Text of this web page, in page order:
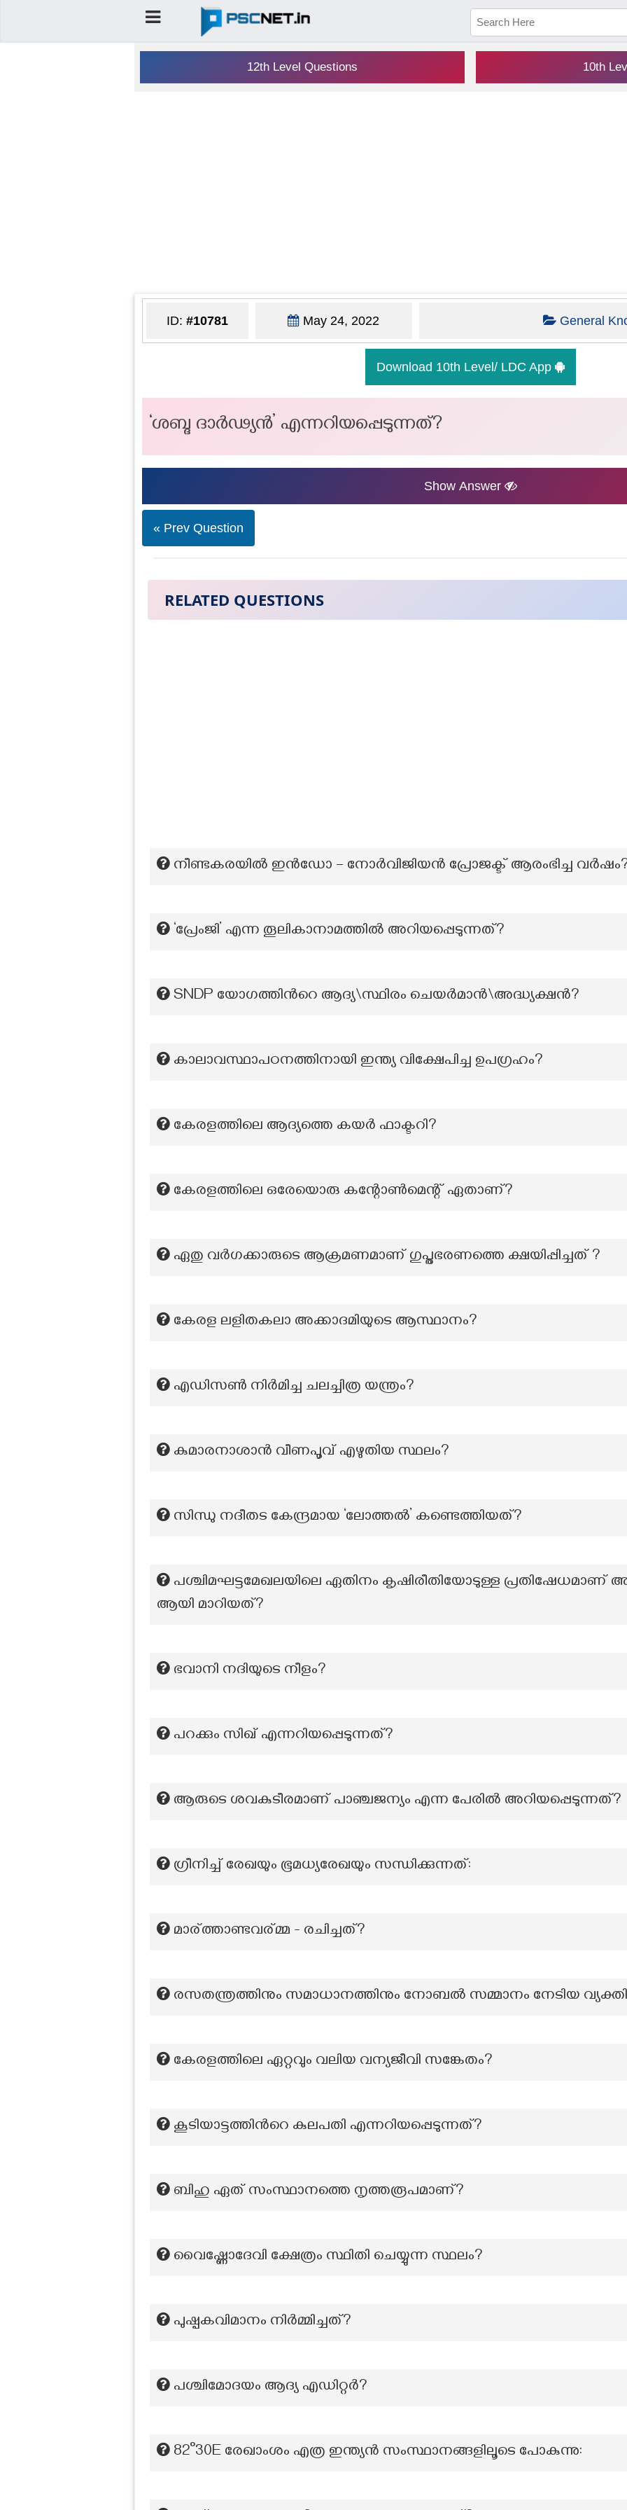
12th Level Questions 10th
ID: #10781 May 24, 2022 General
Download 10th Level/ LDC App
‘ശബ്ദ ദാര്‍ഢ്യൻ’ എന്നറിയപ്പെടുന്നത്?
Show Answer
« Prev Question
RELATED QUESTIONS
നീ​ണ്ടകരയില്‍ ഇന്‍ഡോ – നോര്‍വിജിയന്‍ പ്രോജക്ട് ആരംഭിച്ച
‘പ്രേംജി’ എന്ന തൂലികാനാമത്തില്‍ അറിയപ്പെടുന്നത്?
SNDP യോഗത്തിൻറെ ആദ്യ\സ്ഥിരം ചെയർമാൻ\അദ്ധ്യക്ഷൻ?
കാലാവസ്ഥാപഠനത്തിനായി ഇന്ത്യ വിക്ഷേപിച്ച ഉപഗ്രഹം?
കേരളത്തിലെ ആദ്യത്തെ കയര്‍ ഫാക്ടറി?
കേരളത്തിലെ ഒരേയൊരു കന്റോൺമെന്റ് ഏതാണ്?
ഏതു വർഗക്കാരുടെ ആക്രമണമാണ് ഗുപ്തഭരണത്തെ ക്ഷയിപ്പിച്ചത് ?
കേരള ലളിതകലാ അക്കാദമിയുടെ ആസ്ഥാനം?
എഡിസൺ നിർമിച്ച ചലച്ചിത്ര യന്ത്രം?
കുമാരനാശാൻ വീണപൂവ് എഴുതിയ സ്ഥലം?
സിന്ധു നദീതട കേന്ദ്രമായ ‘ലോത്തല്‍’ കണ്ടെത്തിയത്?
പശ്ചിമഘട്ടമേഖലയിലെ ഏതിനം കൃഷിരീതിയോടുള്ള പ്രതിഷേധമാണ്
ആയി മാറിയത്?
ഭവാനി നദിയുടെ ന‌ീളം?
പറക്കും സിഖ് എന്നറിയപ്പെടുന്നത്?
ആരുടെ ശവകുടീരമാണ് പാഞ്ചജന്യം എന്ന പേരിൽ അറിയപ്പെടുന്നത്?
ഗ്രീനിച്ച് രേഖയും ഭൂമധ്യരേഖയും സന്ധിക്കുന്നത്:
മാര്ത്താണ്ടവര്മ്മ - രചിച്ചത്?
രസതന്ത്രത്തിനും സമാധാനത്തിനും നോബൽ സമ്മാനം നേടിയ
കേരളത്തിലെ ഏറ്റവും വലിയ വന്യജീവി സങ്കേതം?
കൂടിയാട്ടത്തിന്‍റെ കുലപതി എന്നറിയപ്പെടുന്നത്?
ബിഹു ഏത് സംസ്ഥാനത്തെ നൃത്തരൂപമാണ്?
വൈഷ്ണോദേവി ക്ഷേത്രം സ്ഥിതി ചെയ്യുന്ന സ്ഥലം?
പുഷ്പകവിമാനം നിർമ്മിച്ചത്?
പശ്ചിമോദയം ആദ്യ എഡിറ്റര്‍?
82°30E രേഖാംശം എത്ര ഇന്ത്യൻ സംസ്ഥാനങ്ങളിലൂടെ പോകുന്നു: